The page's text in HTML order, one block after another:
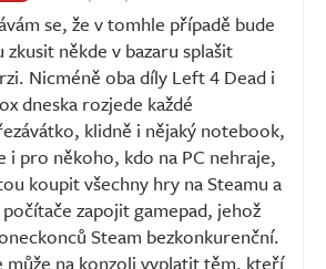
se, že v tomhle případě bude
někde v bazaru splašit
Nicméně oba díly Left 4 Dead i
dneska rozjede každé
klidně i nějaký notebook,
i pro někoho, kdo na PC nehraje,
koupit všechny hry na Steamu a
zapojit gamepad, jehož
Steam bezkonkurenční.
může na konzoli vyplatit těm, kteří